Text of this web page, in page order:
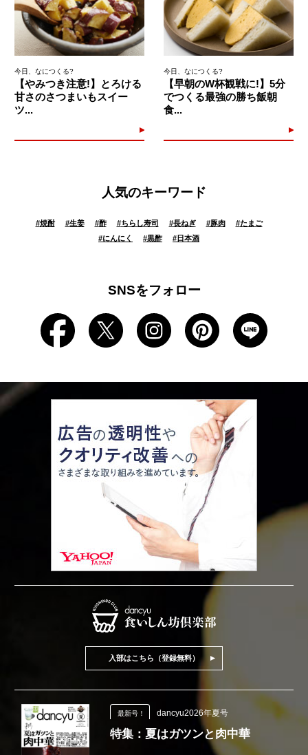
今日、なにつくる?
【やみつき注意!】とろける
甘さのさつまいもスイー
ツ...
今日、なにつくる?
【早朝のW杯観戦に!】5分
でつくる最強の勝ち飯朝
食...
人気のキーワード
#焼酎 #生姜 #酢 #ちらし寿司 #長ねぎ #豚肉 #たまご
#にんにく #黒酢 #日本酒
SNSをフォロー
入部はこちら（登録無料）
最新号！ dancyu2026年夏号
特集：夏はガツンと肉中華